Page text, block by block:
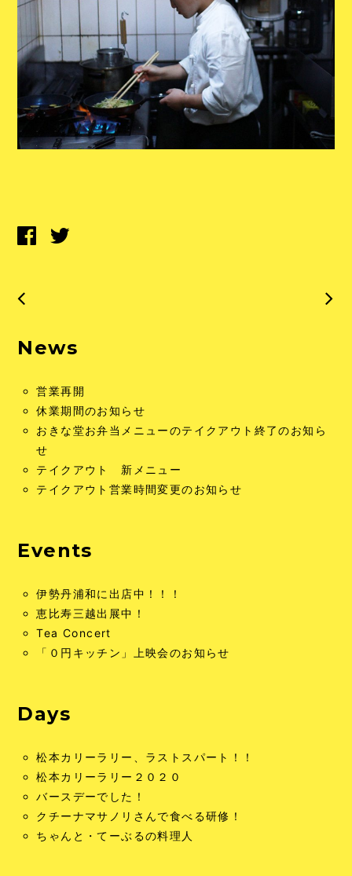
News
営業再開
休業期間のお知らせ
おきな堂お弁当メニューのテイクアウト終了のお知ら
せ
テイクアウト 新メニュー
テイクアウト営業時間変更のお知らせ
Events
伊勢丹浦和に出店中！！！
恵比寿三越出展中！
Tea Concert
「０円キッチン」上映会のお知らせ
Days
松本カリーラリー、ラストスパート！！
松本カリーラリー２０２０
バースデーでした！
クチーナマサノリさんで食べる研修！
ちゃんと・てーぶるの料理人